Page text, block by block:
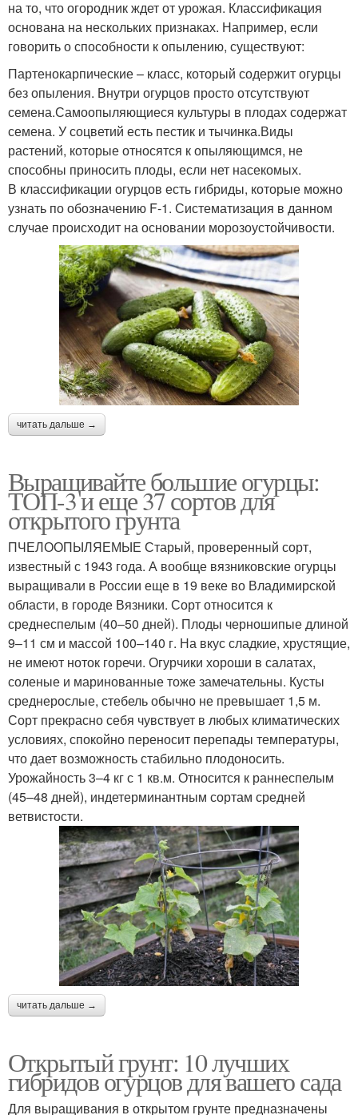
на то, что огородник ждет от урожая. Классификация
основана на нескольких признаках. Например, если
говорить о способности к опылению, существуют:
Партенокарпические – класс, который содержит огурцы
без опыления. Внутри огурцов просто отсутствуют
семена.Самоопыляющиеся культуры в плодах содержат
семена. У соцветий есть пестик и тычинка.Виды
растений, которые относятся к опыляющимся, не
способны приносить плоды, если нет насекомых.
В классификации огурцов есть гибриды, которые можно
узнать по обозначению F-1. Систематизация в данном
случае происходит на основании морозоустойчивости.
читать дальше →
Выращивайте большие огурцы:
ТОП-3 и еще 37 сортов для
открытого грунта
ПЧЕЛООПЫЛЯЕМЫЕ Старый, проверенный сорт,
известный с 1943 года. А вообще вязниковские огурцы
выращивали в России еще в 19 веке во Владимирской
области, в городе Вязники. Сорт относится к
среднеспелым (40–50 дней). Плоды черношипые длиной
9–11 см и массой 100–140 г. На вкус сладкие, хрустящие,
не имеют ноток горечи. Огурчики хороши в салатах,
соленые и маринованные тоже замечательны. Кусты
среднерослые, стебель обычно не превышает 1,5 м.
Сорт прекрасно себя чувствует в любых климатических
условиях, спокойно переносит перепады температуры,
что дает возможность стабильно плодоносить.
Урожайность 3–4 кг с 1 кв.м. Относится к раннеспелым
(45–48 дней), индетерминантным сортам средней
ветвистости.
читать дальше →
Открытый грунт: 10 лучших
гибридов огурцов для вашего сада
Для выращивания в открытом грунте предназначены